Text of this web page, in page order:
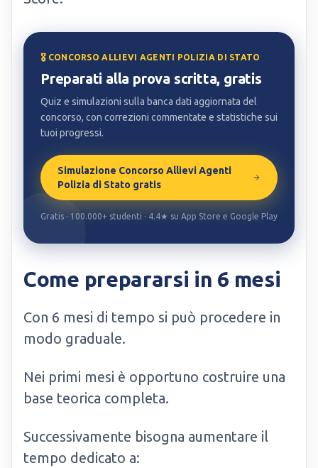
🎖️ CONCORSO ALLIEVI AGENTI POLIZIA DI STATO
Preparati alla prova scritta, gratis
Quiz e simulazioni sulla banca dati aggiornata del
concorso, con correzioni commentate e statistiche sui
tuoi progressi.
Simulazione Concorso Allievi Agenti
Polizia di Stato gratis
Gratis · 100.000+ studenti · 4.4★ su App Store e Google Play
Come prepararsi in 6 mesi
Con 6 mesi di tempo si può procedere in
modo graduale.
Nei primi mesi è opportuno costruire una
base teorica completa.
Successivamente bisogna aumentare il
tempo dedicato a: